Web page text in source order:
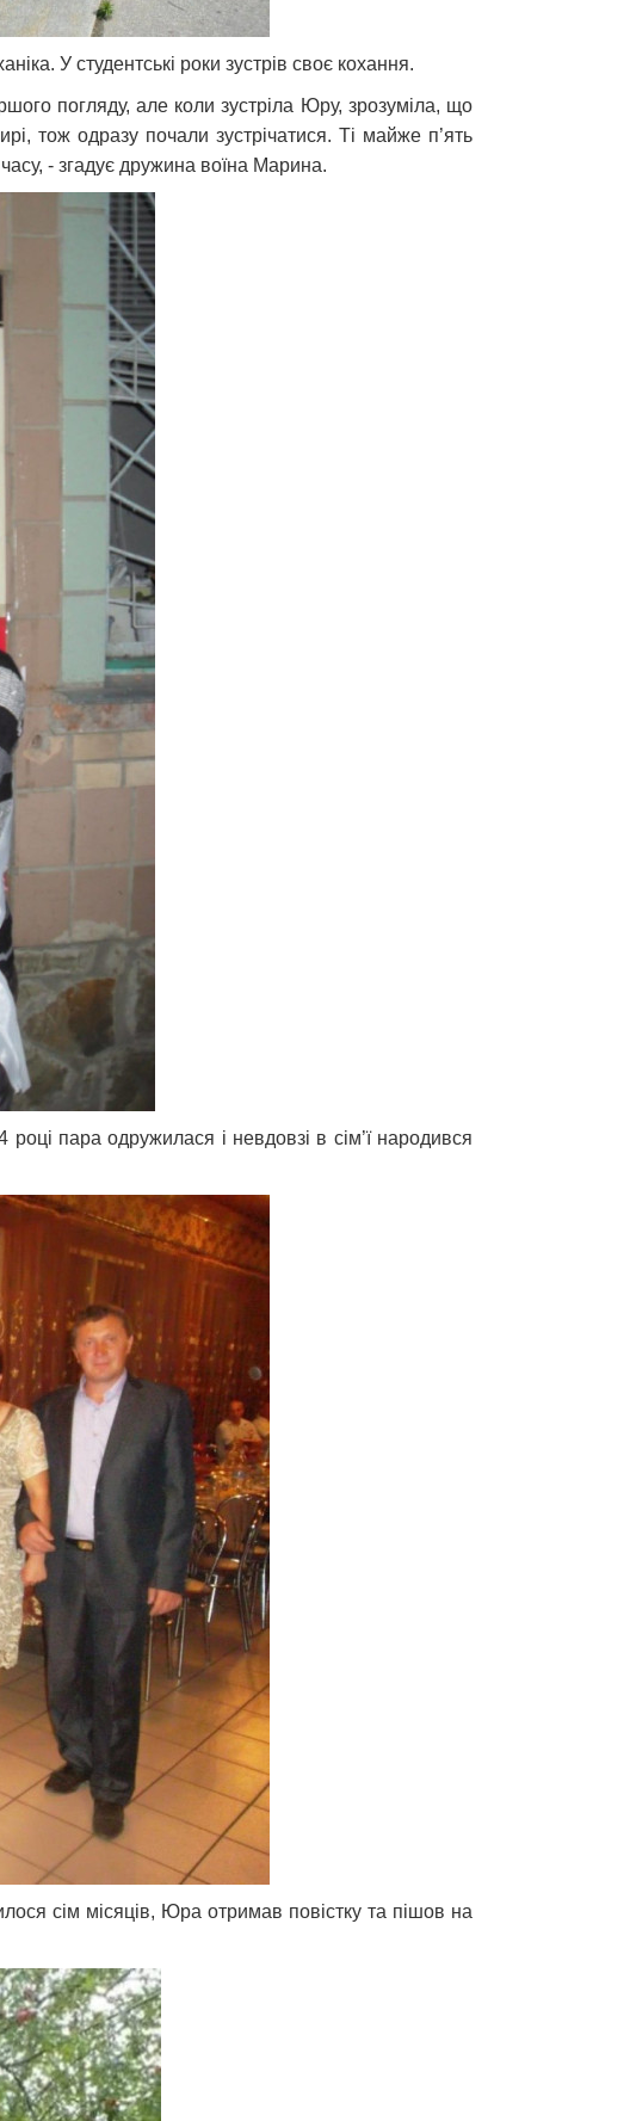
У студентські роки зустрів своє кохання.
погляду, але коли зустріла Юру, зрозуміла, що
тож одразу почали зустрічатися. Ті майже п’ять
- згадує дружина воїна Марина.
пара одружилася і невдовзі в сім’ї народився
сім місяців, Юра отримав повістку та пішов на